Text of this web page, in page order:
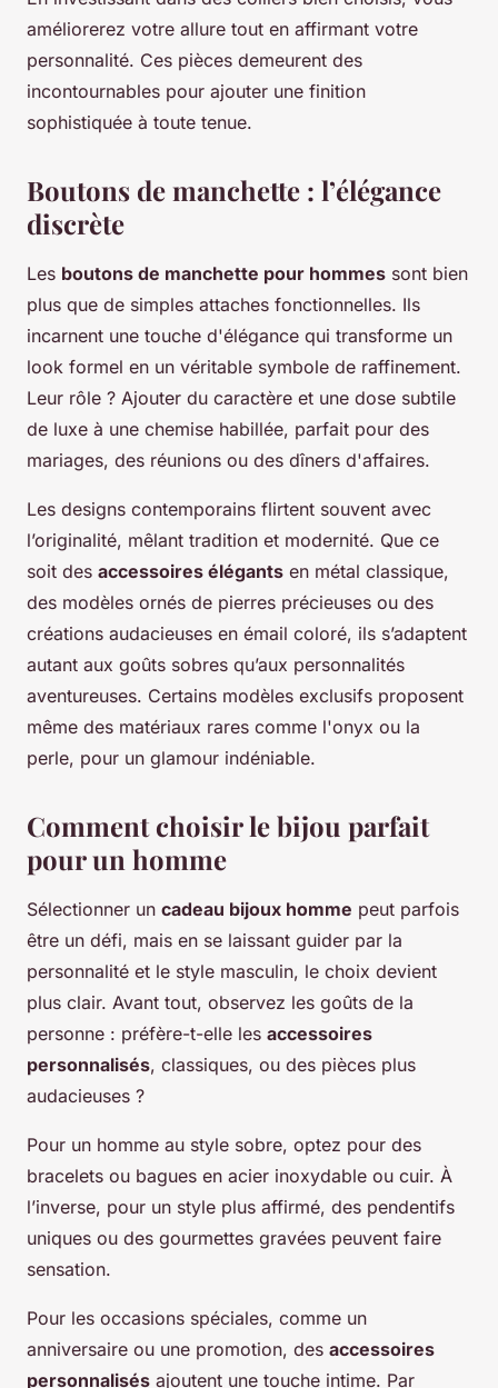
améliorerez votre allure tout en affirmant votre
personnalité. Ces pièces demeurent des
incontournables pour ajouter une finition
sophistiquée à toute tenue.
Boutons de manchette : l’élégance
discrète
Les boutons de manchette pour hommes sont bien
plus que de simples attaches fonctionnelles. Ils
incarnent une touche d'élégance qui transforme un
look formel en un véritable symbole de raffinement.
Leur rôle ? Ajouter du caractère et une dose subtile
de luxe à une chemise habillée, parfait pour des
mariages, des réunions ou des dîners d'affaires.
Les designs contemporains flirtent souvent avec
l’originalité, mêlant tradition et modernité. Que ce
soit des accessoires élégants en métal classique,
des modèles ornés de pierres précieuses ou des
créations audacieuses en émail coloré, ils s’adaptent
autant aux goûts sobres qu’aux personnalités
aventureuses. Certains modèles exclusifs proposent
même des matériaux rares comme l'onyx ou la
perle, pour un glamour indéniable.
Comment choisir le bijou parfait
pour un homme
Sélectionner un cadeau bijoux homme peut parfois
être un défi, mais en se laissant guider par la
personnalité et le style masculin, le choix devient
plus clair. Avant tout, observez les goûts de la
personne : préfère-t-elle les accessoires
personnalisés, classiques, ou des pièces plus
audacieuses ?
Pour un homme au style sobre, optez pour des
bracelets ou bagues en acier inoxydable ou cuir. À
l’inverse, pour un style plus affirmé, des pendentifs
uniques ou des gourmettes gravées peuvent faire
sensation.
Pour les occasions spéciales, comme un
anniversaire ou une promotion, des accessoires
personnalisés ajoutent une touche intime. Par